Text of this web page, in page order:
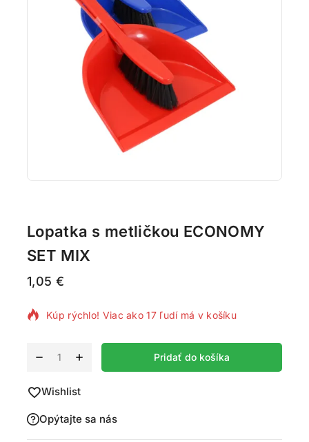
Lopatka s metličkou ECONOMY
SET MIX
1,05 €
2 produktov predaných za poslednú 1 hodinu
Kúp rýchlo! Viac ako 17 ľudí má v košíku
Pridať do košíka
Wishlist
Opýtajte sa nás